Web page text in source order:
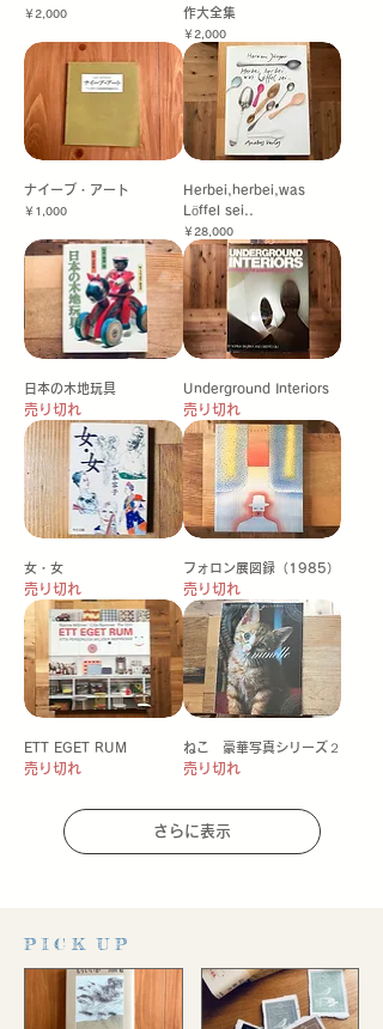
価格
￥2,000
作大全集
価格
￥2,000
ナイーブ・アート
価格
￥1,000
Herbei,herbei,was
Löffel sei..
価格
￥28,000
日本の木地玩具
売り切れ
Underground Interiors
売り切れ
女・女
売り切れ
フォロン展図録（1985）
売り切れ
ETT EGET RUM
売り切れ
ねこ 豪華写真シリーズ２
売り切れ
さらに表示
P I C K U P